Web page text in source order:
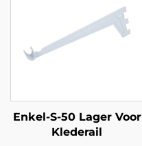
Enkel-S-50 Lager Voor
Klederail